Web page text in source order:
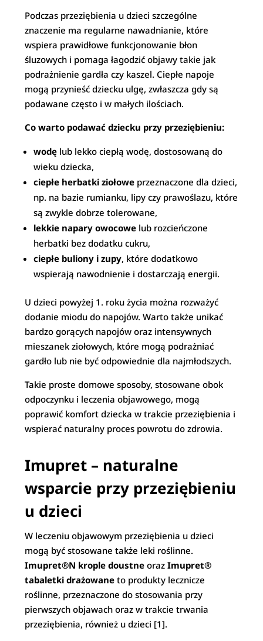
Podczas przeziębienia u dzieci szczególne
znaczenie ma regularne nawadnianie, które
wspiera prawidłowe funkcjonowanie błon
śluzowych i pomaga łagodzić objawy takie jak
podrażnienie gardła czy kaszel. Ciepłe napoje
mogą przynieść dziecku ulgę, zwłaszcza gdy są
podawane często i w małych ilościach.
Co warto podawać dziecku przy przeziębieniu:
wodę lub lekko ciepłą wodę, dostosowaną do
wieku dziecka,
ciepłe herbatki ziołowe przeznaczone dla dzieci,
np. na bazie rumianku, lipy czy prawoślazu, które
są zwykle dobrze tolerowane,
lekkie napary owocowe lub rozcieńczone
herbatki bez dodatku cukru,
ciepłe buliony i zupy, które dodatkowo
wspierają nawodnienie i dostarczają energii.
U dzieci powyżej 1. roku życia można rozważyć
dodanie miodu do napojów. Warto także unikać
bardzo gorących napojów oraz intensywnych
mieszanek ziołowych, które mogą podrażniać
gardło lub nie być odpowiednie dla najmłodszych.
Takie proste domowe sposoby, stosowane obok
odpoczynku i leczenia objawowego, mogą
poprawić komfort dziecka w trakcie przeziębienia i
wspierać naturalny proces powrotu do zdrowia.
Imupret – naturalne
wsparcie przy przeziębieniu
u dzieci
W leczeniu objawowym przeziębienia u dzieci
mogą być stosowane także leki roślinne.
Imupret®N krople doustneorazImupret®
tabaletki drażowaneto produkty lecznicze
roślinne, przeznaczone do stosowania przy
pierwszych objawach oraz w trakcie trwania
przeziębienia, również u dzieci [1].